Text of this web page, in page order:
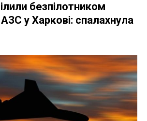
безпілотником
у Харкові: спалахнула